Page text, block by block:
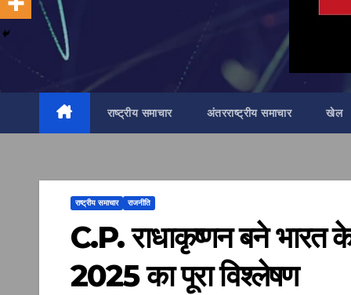
राष्ट्रीय समाचार अंतरराष्ट्रीय समाचार खेल
राष्ट्रीय समाचार राजनीति
C.P. राधाकृष्णन बने भारत के
2025 का पूरा विश्लेषण